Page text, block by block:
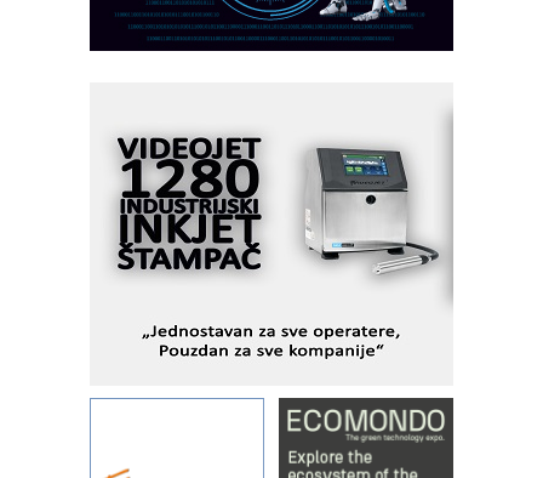
Razvoj asortimanskog pravca MINI-
PLC AKYTEC
MOTOMAN – NEXT-Robotika vođena
veštačkom inteligencijom
I.SAFE MOBILE revolucioniše
industrijsku automatizaciju
pionirskimmobile operator PANEL-OM
Fleksibilno stezanje i brzo
KIP KOP – napredna rešenja za
savremene industrijske i logističke
Alba d.o.o. – 35 godina preciznosti u
metrologiji i pametnim dozirnim
rešenjima